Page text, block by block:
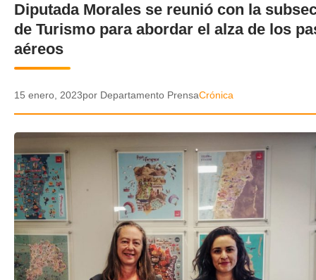
DEPORTES
ENTRETENIMIENTO Y CULTURA
AUDIOS
GALERIA DE FOTOS
APP MÓVIL
TRANSPARENCIA
✕
Diputada Morales se reunió con la
de Turismo para abordar el alza de los
aéreos
15 enero, 2023por Departamento PrensaCrónica